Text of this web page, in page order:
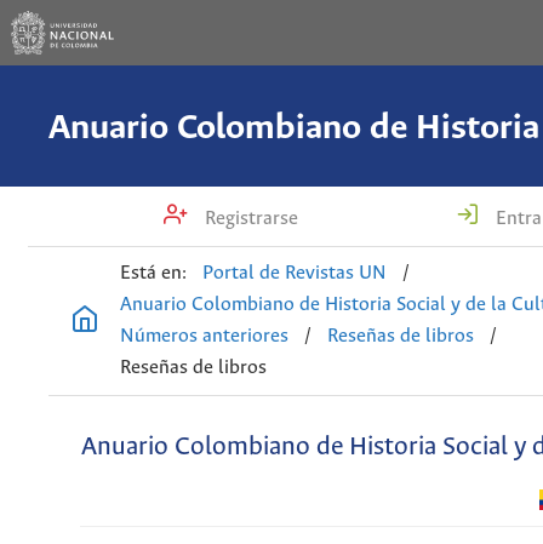
Registrarse
Está en: Portal de Revistas UN
/
Anuario Colombiano de Historia Social y de la
Números anteriores
/ Reseñas de libros
/
Reseñas de libros
Anuario Colombiano de Historia Social y